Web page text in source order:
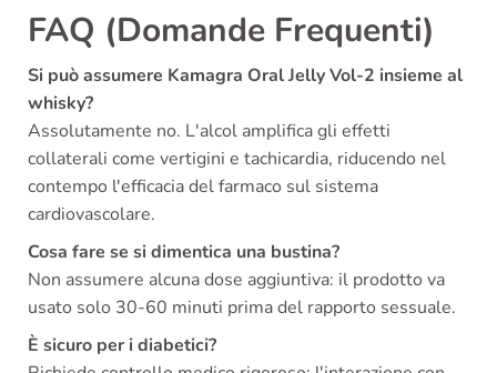
FAQ (Domande Frequenti)
Si può assumere Kamagra Oral Jelly Vol-2 insieme al
whisky?
Assolutamente no. L'alcol amplifica gli effetti
collaterali come vertigini e tachicardia, riducendo nel
contempo l'efficacia del farmaco sul sistema
cardiovascolare.
Cosa fare se si dimentica una bustina?
Non assumere alcuna dose aggiuntiva: il prodotto va
usato solo 30-60 minuti prima del rapporto sessuale.
È sicuro per i diabetici?